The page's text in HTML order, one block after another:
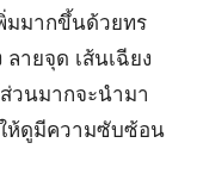
มมากขึ้นด้วยทร
ายจุด เส้นเฉียง
วนมากจะนำมา
ให้ดูมีความซับซ้อน